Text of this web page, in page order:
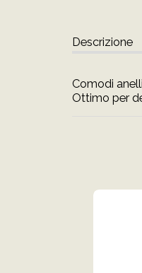
Descrizione
Comodi
Ottimo per